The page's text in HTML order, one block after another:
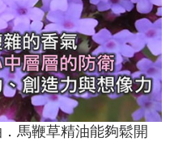
馬鞭草精油能夠鬆開